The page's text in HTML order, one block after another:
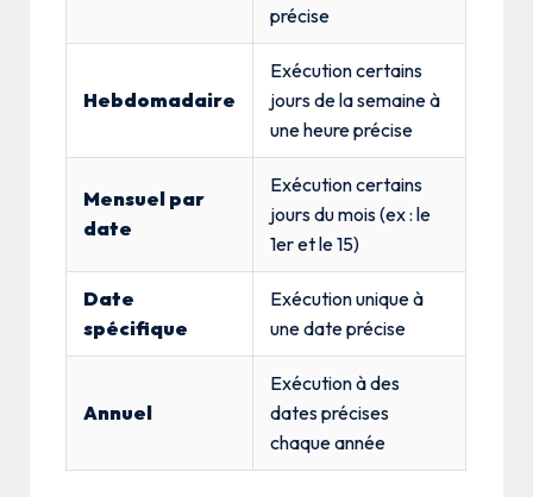
précise
Hebdomadaire
Exécution certains
jours de la semaine à
une heure précise
Mensuel par
date
Exécution certains
jours du mois (ex : le
1er et le 15)
Date
spécifique
Exécution unique à
une date précise
Annuel
Exécution à des
dates précises
chaque année